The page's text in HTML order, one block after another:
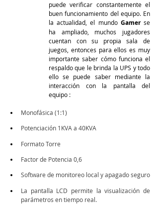
puede verificar constantemente el
buen funcionamiento del equipo. En
la actualidad, el mundo Gamer se
ha ampliado, muchos jugadores
cuentan con su propia sala de
juegos, entonces para ellos es muy
importante saber cómo funciona el
respaldo que le brinda la UPS y todo
ello se puede saber mediante la
interacción con la pantalla del
equipo :
Monofásica (1:1)
Potenciación 1KVA a 40KVA
Formato Torre
Factor de Potencia 0,6
Software de monitoreo local y apagado seguro
La pantalla LCD permite la visualización de
parámetros en tiempo real.